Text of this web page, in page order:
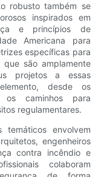
robusto também se
inspirados em
e princípios de
Americana para
específicas para
são amplamente
projetos a essas
desde os
os caminhos para
regulamentares.
envolvem
engenheiros
contra incêndio e
colaboram